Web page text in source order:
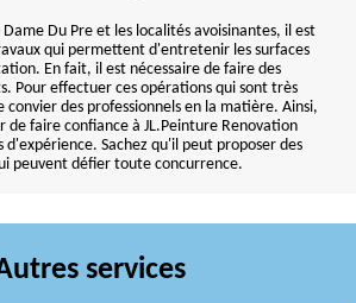
Du Pre et les localités avoisinantes, il est
qui permettent d'entretenir les surfaces
En fait, il est nécessaire de faire des
Pour effectuer ces opérations qui sont très
convier des professionnels en la matière. Ainsi,
de faire confiance à JL.Peinture Renovation
d'expérience. Sachez qu'il peut proposer des
peuvent défier toute concurrence.
services